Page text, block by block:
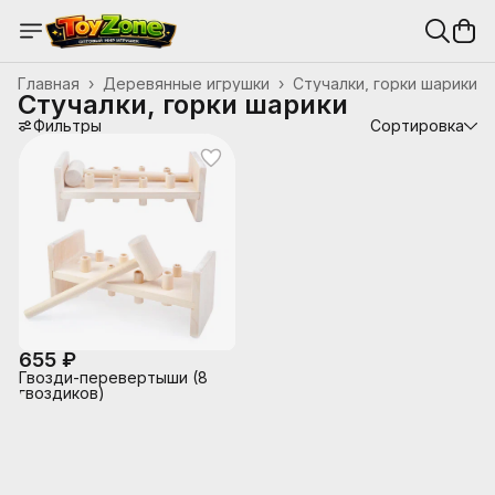
Стучалки, горки шарики
Деревянные игрушки ›
Главная ›
Стучалки, горки шарики
Фильтры Сортировка
655 ₽
Гвозди-перевертыши (8
гвоздиков)